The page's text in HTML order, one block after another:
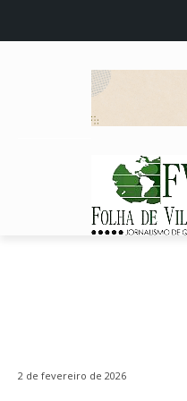
2 de fevereiro de 2026